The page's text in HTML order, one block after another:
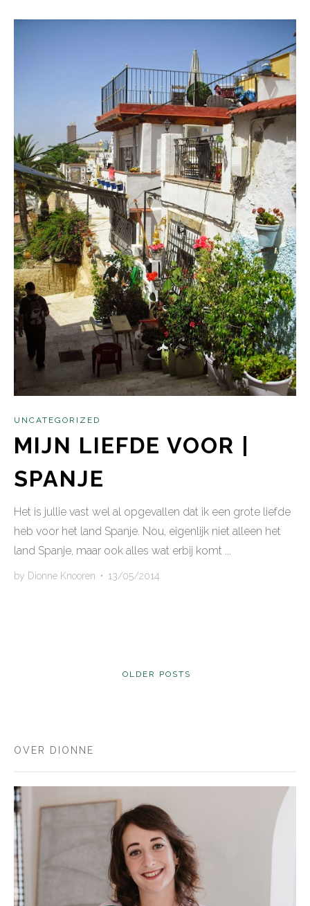
UNCATEGORIZED
MIJN LIEFDE VOOR |
SPANJE
Het is jullie vast wel al opgevallen dat ik een grote liefde
heb voor het land Spanje. Nou, eigenlijk niet alleen het
land Spanje, maar ook alles wat erbij komt ...
by Dionne Knooren • 13/05/2014
OLDER POSTS
OVER DIONNE